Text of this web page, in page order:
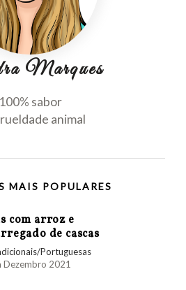
Marques
100% sabor
animal
MAIS POPULARES
com arroz e
de cascas
Portuguesas
Dezembro 2021